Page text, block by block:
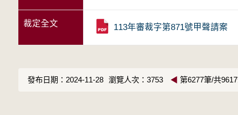
裁定全文 113年審裁字第871號甲聲請案
發布日期：2024-11-28 瀏覽人次：3753 ◀ 第6277筆/共